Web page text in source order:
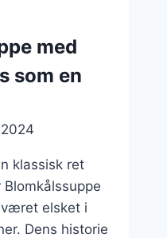
med
som en
klassisk ret
elsket i
Dens historie